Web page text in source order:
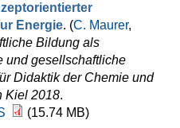
Energie. (C. Maurer,
Bildung als
und gesellschaftliche
Didaktik der Chemie und
Kiel 2018.
(15.74 MB)